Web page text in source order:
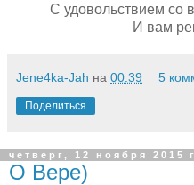
С удовольствием со
И вам
Jene4ka-Jah на 00:39 5
Поделиться
четверг, 12 ноября 2015
О Вере)